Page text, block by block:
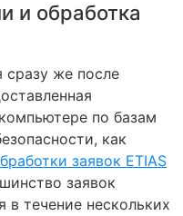
и обработка
сразу же после
по базам
как
заявок ETIAS
заявок
течение нескольких